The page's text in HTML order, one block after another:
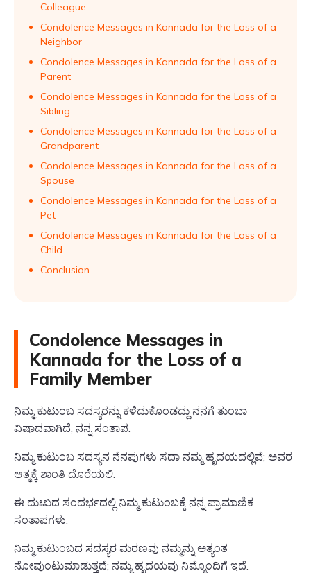
Colleague
Condolence Messages in Kannada for the Loss of a
Neighbor
Condolence Messages in Kannada for the Loss of a
Parent
Condolence Messages in Kannada for the Loss of a
Sibling
Condolence Messages in Kannada for the Loss of a
Grandparent
Condolence Messages in Kannada for the Loss of a
Spouse
Condolence Messages in Kannada for the Loss of a
Pet
Condolence Messages in Kannada for the Loss of a
Child
Conclusion
Condolence Messages in
Kannada for the Loss of a
Family Member
ನಿಮ್ಮ ಕುಟುಂಬ ಸದಸ್ಯರನ್ನು ಕಳೆದುಕೊಂಡದ್ದು ನನಗೆ ತುಂಬಾ
ವಿಷಾದವಾಗಿದೆ; ನನ್ನ ಸಂತಾಪ.
ನಿಮ್ಮ ಕುಟುಂಬ ಸದಸ್ಯನ ನೆನಪುಗಳು ಸದಾ ನಮ್ಮ ಹೃದಯದಲ್ಲಿವೆ; ಅವರ
ಆತ್ಮಕ್ಕೆ ಶಾಂತಿ ದೊರೆಯಲಿ.
ಈ ದುಃಖದ ಸಂದರ್ಭದಲ್ಲಿ ನಿಮ್ಮ ಕುಟುಂಬಕ್ಕೆ ನನ್ನ ಪ್ರಾಮಾಣಿಕ
ಸಂತಾಪಗಳು.
ನಿಮ್ಮ ಕುಟುಂಬದ ಸದಸ್ಯರ ಮರಣವು ನಮ್ಮನ್ನು ಅತ್ಯಂತ
ನೋವುಂಟುಮಾಡುತ್ತದೆ; ನಮ್ಮ ಹೃದಯವು ನಿಮ್ಮೊಂದಿಗೆ ಇದೆ.